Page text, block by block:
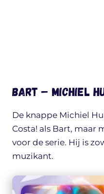
Bart – Michiel
De knappe Michiel
Costa! als Bart, maar
voor de serie. Hij is
muzikant.